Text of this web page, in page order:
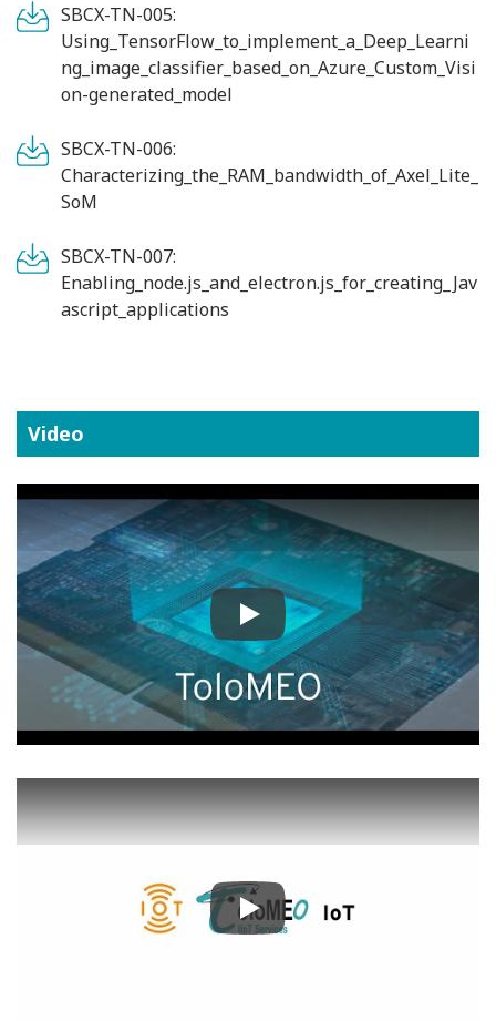
SBCX-TN-005:
Using_TensorFlow_to_implement_a_Deep_Learni
ng_image_classifier_based_on_Azure_Custom_Visi
on-generated_model
SBCX-TN-006:
Characterizing_the_RAM_bandwidth_of_Axel_Lite_
SoM
SBCX-TN-007:
Enabling_node.js_and_electron.js_for_creating_Jav
ascript_applications
Video
Play
Play